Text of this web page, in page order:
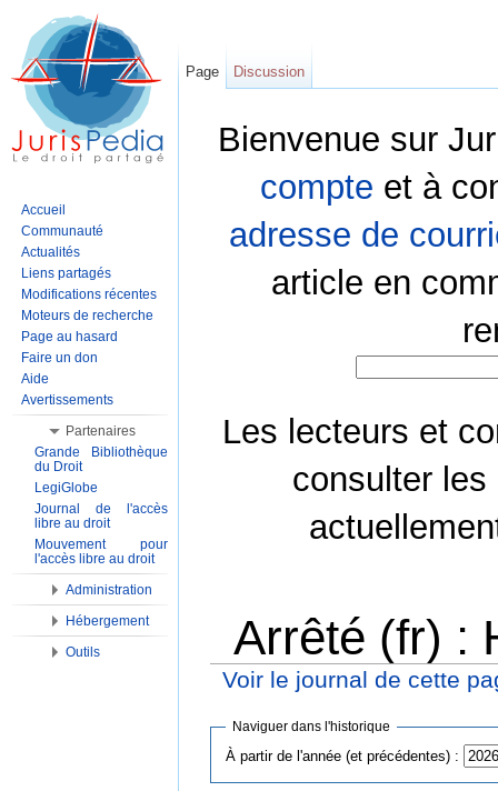
Bienvenue sur
compte et à
adresse de
article en
Les lecteurs et
consulter les
Arrêté (fr) :
Voir le journal de cette
Naviguer dans l'historique
À partir de l'année (et précédentes) :
Page Discussion
Accueil
Communauté
Actualités
Liens partagés
Modifications récentes
Moteurs de recherche
Page au hasard
Faire un don
Aide
Avertissements
Partenaires
Grande Bibliothèque
du Droit
LegiGlobe
Journal de l'accès
libre au droit
Mouvement pour
l'accès libre au droit
Administration
Hébergement
Outils